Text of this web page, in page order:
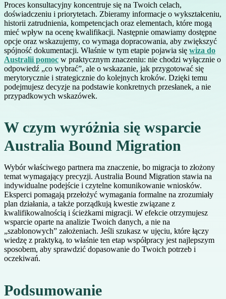
Proces konsultacyjny koncentruje się na Twoich celach,
doświadczeniu i priorytetach. Zbieramy informacje o wykształceniu,
historii zatrudnienia, kompetencjach oraz elementach, które mogą
mieć wpływ na ocenę kwalifikacji. Następnie omawiamy dostępne
opcje oraz wskazujemy, co wymaga dopracowania, aby zwiększyć
spójność dokumentacji. Właśnie w tym etapie pojawia się wiza do
Australii pomoc w praktycznym znaczeniu: nie chodzi wyłącznie o
odpowiedź „co wybrać”, ale o wskazanie, jak przygotować się
merytorycznie i strategicznie do kolejnych kroków. Dzięki temu
podejmujesz decyzje na podstawie konkretnych przesłanek, a nie
przypadkowych wskazówek.
W czym wyróżnia się wsparcie
Australia Bound Migration
Wybór właściwego partnera ma znaczenie, bo migracja to złożony
temat wymagający precyzji. Australia Bound Migration stawia na
indywidualne podejście i czytelne komunikowanie wniosków.
Eksperci pomagają przełożyć wymagania formalne na zrozumiały
plan działania, a także porządkują kwestie związane z
kwalifikowalnością i ścieżkami migracji. W efekcie otrzymujesz
wsparcie oparte na analizie Twoich danych, a nie na
„szablonowych” założeniach. Jeśli szukasz w ujęciu, które łączy
wiedzę z praktyką, to właśnie ten etap współpracy jest najlepszym
sposobem, aby sprawdzić dopasowanie do Twoich potrzeb i
oczekiwań.
Podsumowanie